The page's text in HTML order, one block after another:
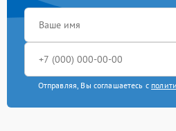
Отправляя, Вы соглашаетесь с